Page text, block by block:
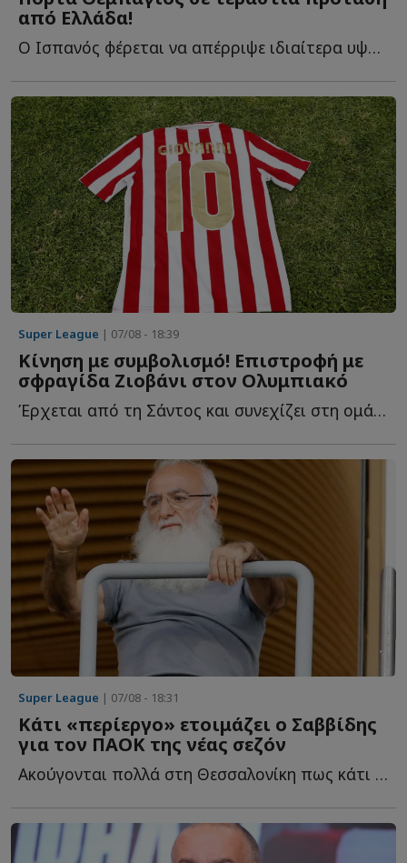
από Ελλάδα!
Ο Ισπανός φέρεται να απέρριψε ιδιαίτερα υψηλή οικονομική π...
Super League | 07/08 - 18:39
Κίνηση με συμβολισμό! Επιστροφή με
σφραγίδα Ζιοβάνι στον Ολυμπιακό
Έρχεται από τη Σάντος και συνεχίζει στη ομάδα του Πειραιά μ...
Super League | 07/08 - 18:31
Κάτι «περίεργο» ετοιμάζει ο Σαββίδης
για τον ΠΑΟΚ της νέας σεζόν
Ακούγονται πολλά στη Θεσσαλονίκη πως κάτι «περίεργο» ε...